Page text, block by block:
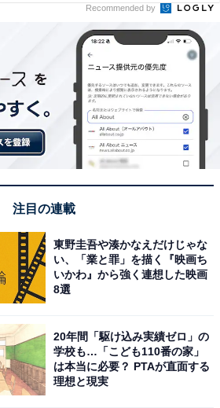
Recommended by
注目の連載
東野圭吾や湊かなえだけじゃな
い、「業と罪」を描く『映画ち
いかわ』から強く連想した映画
8選
20年間「駆け込み実績ゼロ」の
学校も…「こども110番の家」
は本当に必要？ PTAが直面する
理想と現実